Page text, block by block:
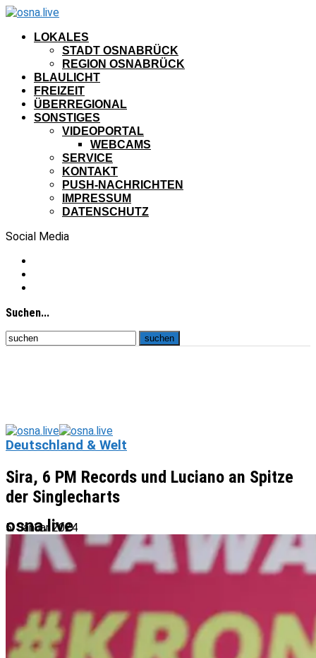
LOKALES
STADT OSNABRÜCK
REGION OSNABRÜCK
BLAULICHT
FREIZEIT
ÜBERREGIONAL
SONSTIGES
VIDEOPORTAL
WEBCAMS
SERVICE
KONTAKT
PUSH-NACHRICHTEN
IMPRESSUM
DATENSCHUTZ
Social Media
Suchen...
osna.live
Deutschland & Welt
Sira, 6 PM Records und Luciano an Spitze
der Singlecharts
5. Januar 2024